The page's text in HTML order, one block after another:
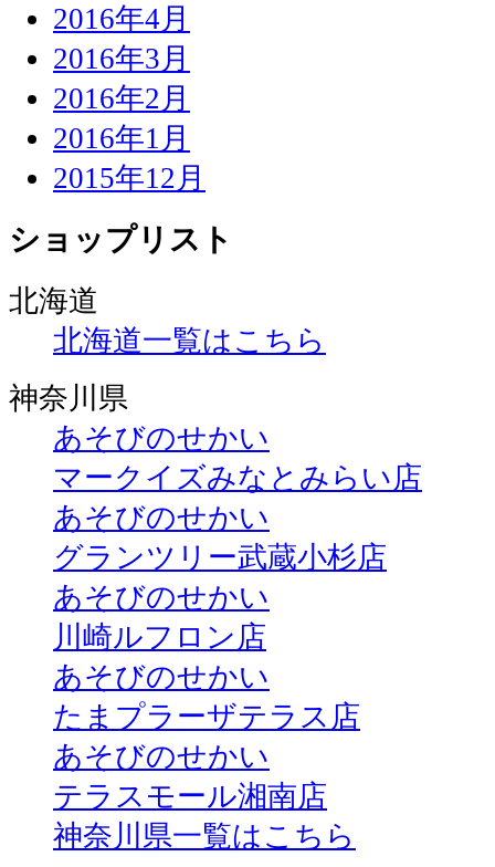
2016年4月
2016年3月
2016年2月
2016年1月
2015年12月
ショップリスト
北海道
北海道一覧はこちら
神奈川県
あそびのせかい
マークイズみなとみらい店
あそびのせかい
グランツリー武蔵小杉店
あそびのせかい
川崎ルフロン店
あそびのせかい
たまプラーザテラス店
あそびのせかい
テラスモール湘南店
神奈川県一覧はこちら